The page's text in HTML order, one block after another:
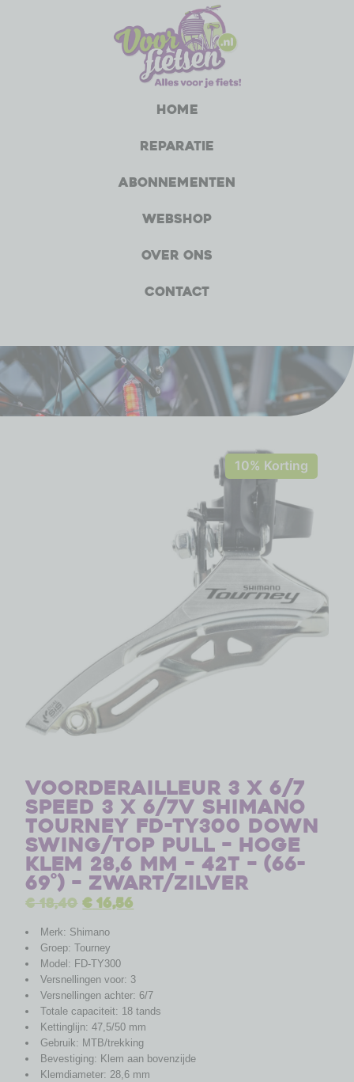
Home
Reparatie
Abonnementen
Webshop
Over ons
Contact
10% Korting
Voorderailleur 3 x 6/7
speed 3 x 6/7V Shimano
Tourney FD-TY300 down
swing/top pull – hoge
klem 28,6 mm – 42T – (66-
69°) – Zwart/Zilver
€18,40 €16,56
Merk: Shimano
Groep: Tourney
Model: FD-TY300
Versnellingen voor: 3
Versnellingen achter: 6/7
Totale capaciteit: 18 tands
Kettinglijn: 47,5/50 mm
Gebruik: MTB/trekking
Bevestiging: Klem aan bovenzijde
Klemdiameter: 28,6 mm